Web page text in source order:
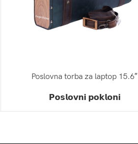
ZATRAŽI PONUDU
Poslovna torba za laptop 15.6″
𝗣𝗼𝘀𝗹𝗼𝘃𝗻𝗶 𝗽𝗼𝗸𝗹𝗼𝗻𝗶